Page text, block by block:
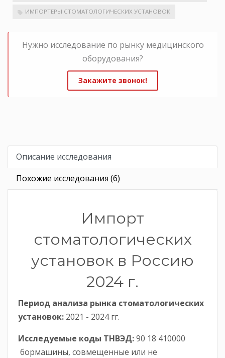
ИМПОРТЕРЫ СТОМАТОЛОГИЧЕСКИХ УСТАНОВОК
Нужно исследование по рынку медицинского
оборудования?
Закажите звонок!
Описание исследования
Похожие исследования (6)
Импорт
стоматологических
установок в Россию
2024 г.
Период анализа рынка стоматологических
установок: 2021 - 2024 гг.
Исследуемые коды ТНВЭД:90 18 410000
бормашины, совмещенные или не